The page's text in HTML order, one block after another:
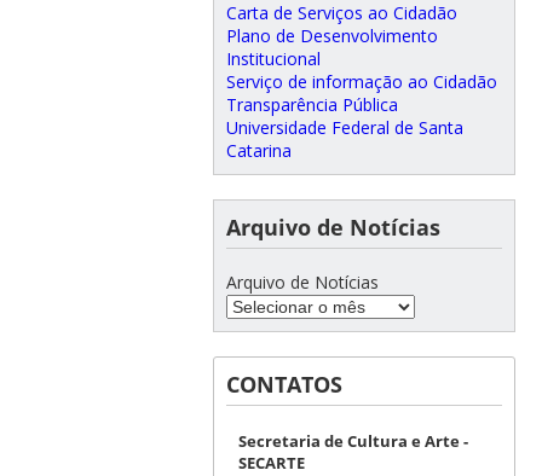
Carta de Serviços ao Cidadão
Plano de Desenvolvimento
Institucional
Serviço de informação ao Cidadão
Transparência Pública
Universidade Federal de Santa
Catarina
Arquivo de Notícias
Arquivo de Notícias
CONTATOS
Secretaria de Cultura e Arte -
SECARTE